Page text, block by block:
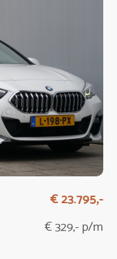
€ 23.795,-
€ 329,- p/m